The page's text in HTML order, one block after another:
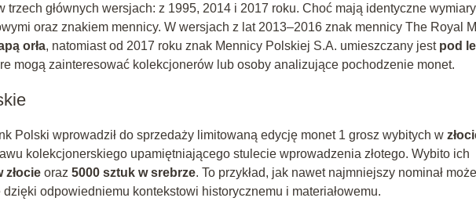
trzech głównych wersjach: z 1995, 2014 i 2017 roku. Choć mają identyczne
oraz znakiem mennicy. W wersjach z lat 2013–2016 znak mennicy The Royal
orła, natomiast od 2017 roku znak Mennicy Polskiej S.A. umieszczany jest pod
mogą zainteresować kolekcjonerów lub osoby analizujące pochodzenie monet.
Polski wprowadził do sprzedaży limitowaną edycję monet 1 grosz wybitych w
kolekcjonerskiego upamiętniającego stulecie wprowadzenia złotego. Wybito ich
złocie oraz 5000 sztuk w srebrze. To przykład, jak nawet najmniejszy nominał może
dzięki odpowiedniemu kontekstowi historycznemu i materiałowemu.